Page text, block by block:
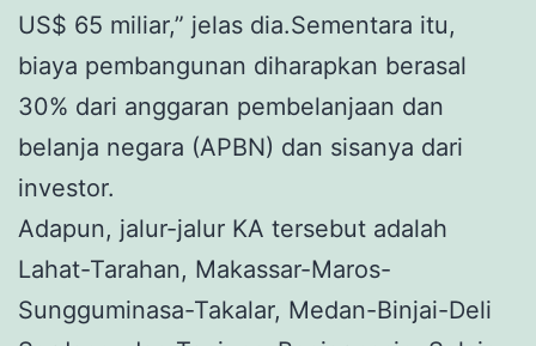
US$ 65 miliar,” jelas dia.Sementara itu,
biaya pembangunan diharapkan berasal
30% dari anggaran pembelanjaan dan
belanja negara (APBN) dan sisanya dari
investor.
Adapun, jalur-jalur KA tersebut adalah
Lahat-Tarahan, Makassar-Maros-
Sungguminasa-Takalar, Medan-Binjai-Deli